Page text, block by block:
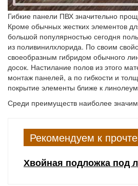
Гибкие панели ПВХ значительно
Кроме обычных жестких элементов
большой популярностью сегодня
из поливинилхлорида. По своим
своеобразным гибридом обычного
досок. Настилание полов из этого
монтаж панелей, а по гибкости и
покрытие элементы ближе к
Среди преимуществ наиболее
Рекомендуем к
Хвойная подложка под